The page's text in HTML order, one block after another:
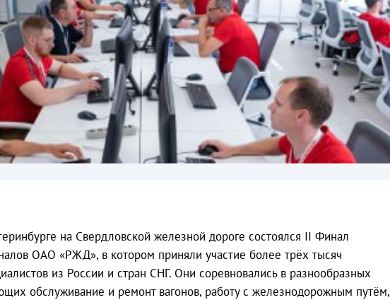
на Свердловской железной дороге состоялся II Финал
ОАО «РЖД», в котором приняли участие более трёх тысяч
из России и стран СНГ. Они соревновались в разнообразных
обслуживание и ремонт вагонов, работу с железнодорожным путём,